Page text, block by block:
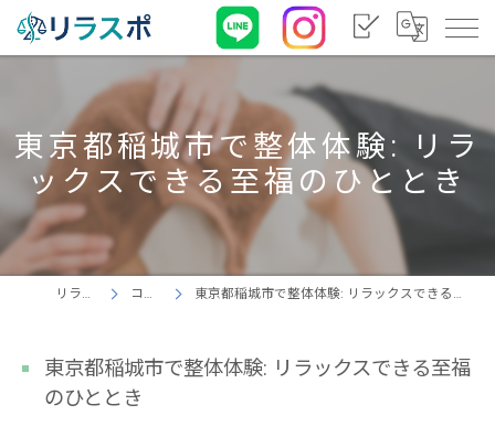
東京都稲城市で整体体験: リラ
ックスできる至福のひととき
リラスポ コラム 東京都稲城市で整体体験: リラックスできる至福のひととき
東京都稲城市で整体体験: リラックスできる至福
のひととき